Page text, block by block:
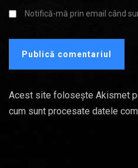
Notifică-mă prin email când
Acest site folosește Akismet
cum sunt procesate datele